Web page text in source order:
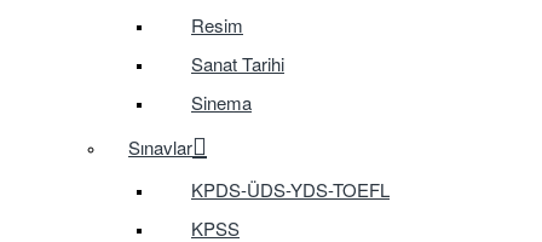
Resim
Sanat Tarihi
Sinema
Sınavlar
KPDS-ÜDS-YDS-TOEFL
KPSS